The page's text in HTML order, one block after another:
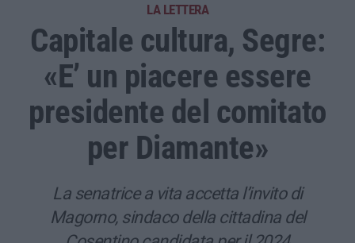
LA LETTERA
Capitale cultura, Segre:
«E’ un piacere essere
presidente del comitato
per Diamante»
La senatrice a vita accetta l’invito di
Magorno, sindaco della cittadina del